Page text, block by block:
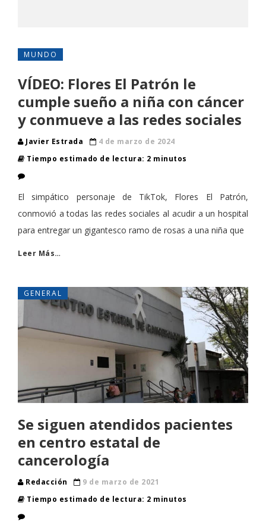
MUNDO
VÍDEO: Flores El Patrón le
cumple sueño a niña con cáncer
y conmueve a las redes sociales
Javier Estrada
4 de marzo de 2024
Tiempo estimado de lectura: 2 minutos
El simpático personaje de TikTok, Flores El Patrón,
conmovió a todas las redes sociales al acudir a un hospital
para entregar un gigantesco ramo de rosas a una niña que
Leer Más…
GENERAL
Se siguen atendidos pacientes
en centro estatal de
cancerología
Redacción
9 de marzo de 2021
Tiempo estimado de lectura: 2 minutos